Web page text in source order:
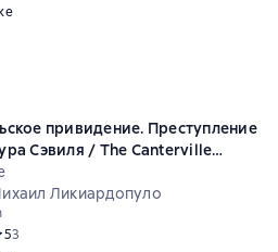
привидение. Преступление
Сэвиля / The Canterville
Savile’s Crime (+MP3)
Ликиардопуло
рейтинг 5 на основе 3 оценок
53